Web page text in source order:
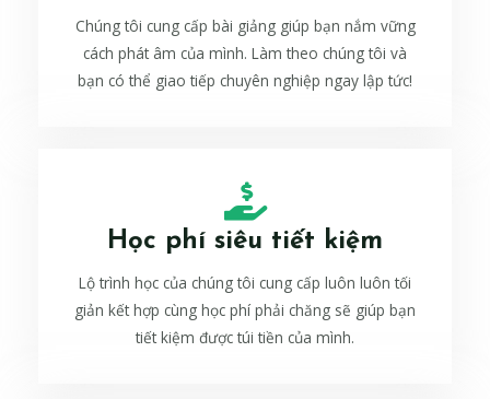
Chúng tôi cung cấp bài giảng giúp bạn nắm vững
cách phát âm của mình. Làm theo chúng tôi và
bạn có thể giao tiếp chuyên nghiệp ngay lập tức!
Học phí siêu tiết kiệm
Lộ trình học của chúng tôi cung cấp luôn luôn tối
giản kết hợp cùng học phí phải chăng sẽ giúp bạn
tiết kiệm được túi tiền của mình.